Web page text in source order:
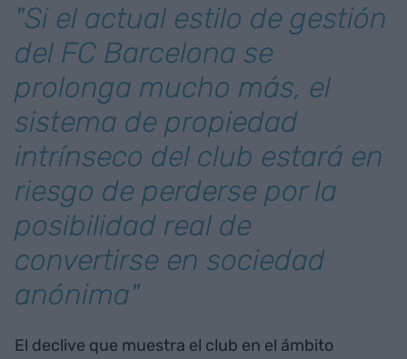
"Si el actual estilo de gestión
del FC Barcelona se
prolonga mucho más, el
sistema de propiedad
intrínseco del club estará en
riesgo de perderse por la
posibilidad real de
convertirse en sociedad
anónima"
El declive que muestra el club en el ámbito